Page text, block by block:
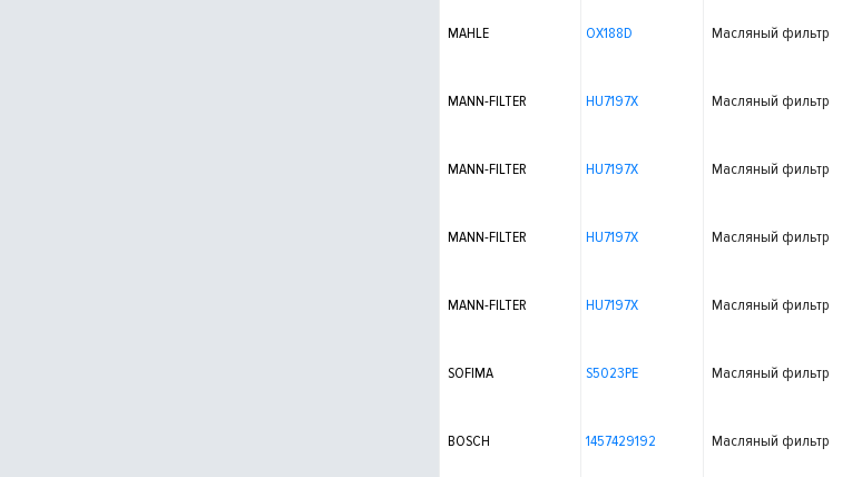
MAHLE OX188D Масляный фильтр
MANN-FILTER HU7197X Масляный фильтр
MANN-FILTER HU7197X Масляный фильтр
MANN-FILTER HU7197X Масляный фильтр
MANN-FILTER HU7197X Масляный фильтр
SOFIMA S5023PE Масляный фильтр
BOSCH 1457429192 Масляный фильтр